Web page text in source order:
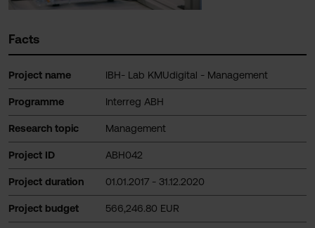
Facts
Project name IBH- Lab KMUdigital - Management
Programme Interreg ABH
Research topic Management
Project ID ABH042
Project duration 01.01.2017 - 31.12.2020
Project budget 566,246.80 EUR